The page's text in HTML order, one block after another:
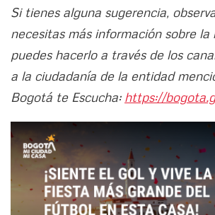
Si tienes alguna sugerencia,
necesitas más información sobre la
puedes hacerlo a través de los
a la ciudadanía de la entidad
Bogotá te Escucha: https://